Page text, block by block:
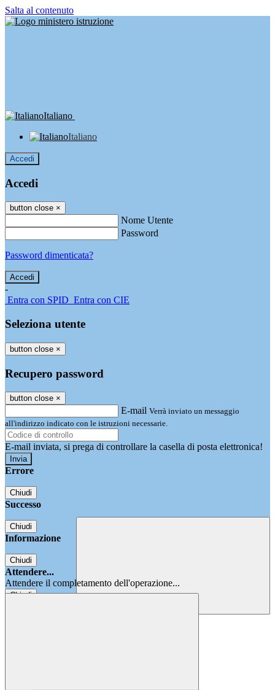
Salta al contenuto
Italiano
Italiano
Accedi
Accedi
button close ×
Nome Utente
Password
Password dimenticata?
-
Entra con SPID Entra con CIE
Seleziona utente
button close ×
Recupero password
button close ×
E-mail Verrà inviato un messaggio
all'indirizzo indicato con le istruzioni necessarie.
E-mail inviata, si prega di controllare la casella di posta elettronica!
Errore
Chiudi
Successo
Chiudi
Informazione
Chiudi
Attendere...
Attendere il completamento dell'operazione...
Chiudi